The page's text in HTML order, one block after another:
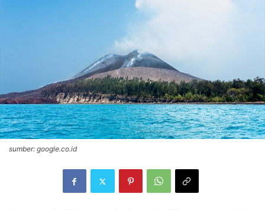
sumber: google.co.id